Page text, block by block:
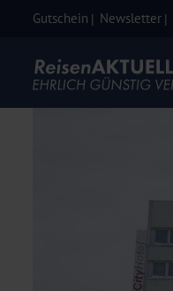
Gutschein Newsletter